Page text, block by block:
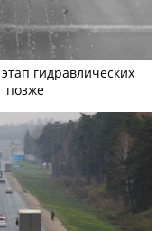
гидравлических
позже